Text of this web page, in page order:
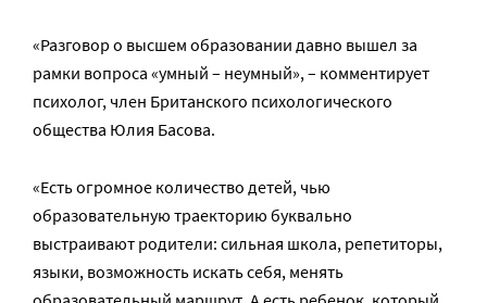
«Разговор о высшем образовании давно вышел за
рамки вопроса «умный – неумный», – комментирует
психолог, член Британского психологического
общества Юлия Басова.
«Есть огромное количество детей, чью
образовательную траекторию буквально
выстраивают родители: сильная школа, репетиторы,
языки, возможность искать себя, менять